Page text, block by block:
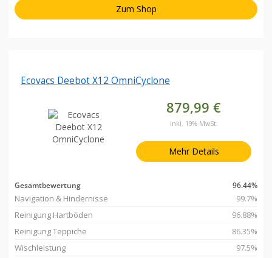
Zum Shop
Ecovacs Deebot X12 OmniCyclone
879,99 €
inkl. 19% MwSt.
Mehr Details
Gesamtbewertung 96.44%
Navigation & Hindernisse
99.7%
Reinigung Hartböden
96.88%
Reinigung Teppiche
86.35%
Wischleistung
97.5%